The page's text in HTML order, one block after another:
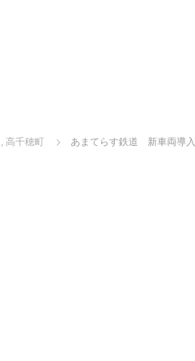
, 高千穂町 あまてらす鉄道 新車両導入